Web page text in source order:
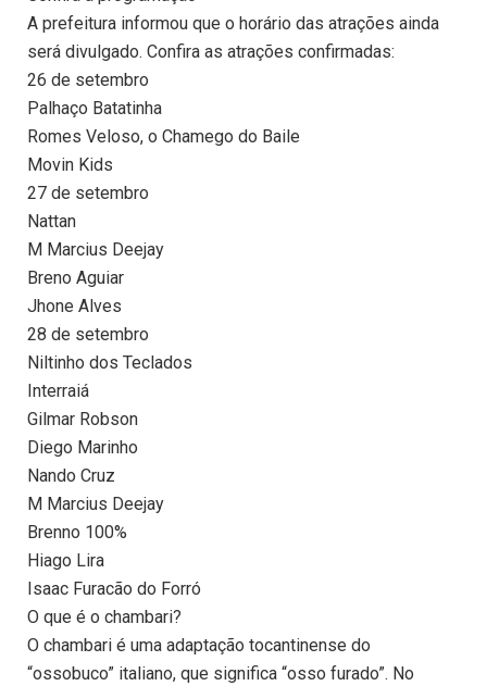
A prefeitura informou que o horário das atrações ainda
será divulgado. Confira as atrações confirmadas:
26 de setembro
Palhaço Batatinha
Romes Veloso, o Chamego do Baile
Movin Kids
27 de setembro
Nattan
M Marcius Deejay
Breno Aguiar
Jhone Alves
28 de setembro
Niltinho dos Teclados
Interraiá
Gilmar Robson
Diego Marinho
Nando Cruz
M Marcius Deejay
Brenno 100%
Hiago Lira
Isaac Furacão do Forró
O que é o chambari?
O chambari é uma adaptação tocantinense do
“ossobuco” italiano, que significa “osso furado”. No